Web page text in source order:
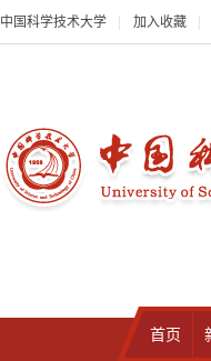
中国科学技术大学 加入收藏
首页